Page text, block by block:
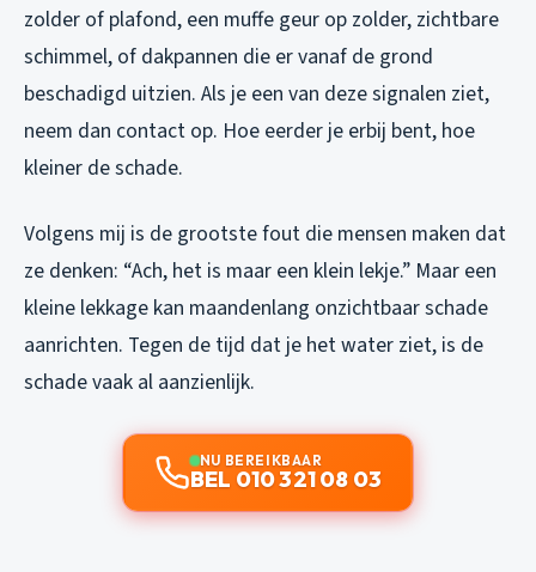
zolder of plafond, een muffe geur op zolder, zichtbare
schimmel, of dakpannen die er vanaf de grond
beschadigd uitzien. Als je een van deze signalen ziet,
neem dan contact op. Hoe eerder je erbij bent, hoe
kleiner de schade.
Volgens mij is de grootste fout die mensen maken dat
ze denken: “Ach, het is maar een klein lekje.” Maar een
kleine lekkage kan maandenlang onzichtbaar schade
aanrichten. Tegen de tijd dat je het water ziet, is de
schade vaak al aanzienlijk.
NU BEREIKBAAR
BEL 010 321 08 03